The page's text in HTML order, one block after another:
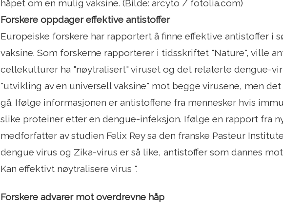
håpet om en mulig vaksine. (Bilde: arcyto / fotolia.com)
Forskere oppdager effektive antistoffer
Europeiske forskere har rapportert å finne effektive antistoffer i
vaksine. Som forskerne rapporterer i tidsskriftet "Nature", ville
cellekulturer ha "nøytralisert" viruset og det relaterte dengue-
"utvikling av en universell vaksine" mot begge virusene, men
gå. Ifølge informasjonen er antistoffene fra mennesker hvis
slike proteiner etter en dengue-infeksjon. Ifølge en rapport fra
medforfatter av studien Felix Rey sa den franske Pasteur
dengue virus og Zika-virus er så like, antistoffer som dannes
Kan effektivt nøytralisere virus ".
Forskere advarer mot overdrevne håp